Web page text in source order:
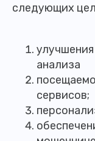
следующих
анализа
сервисов;